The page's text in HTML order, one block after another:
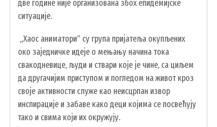
УСЛУГЕ
ПОРТАЛ Е-УПРАВА
ВОДИЧ КРОЗ ЛОКАЛНУ УПРАВУ
ПИСАРНИЦА
ВИРТУЕЛНИ МАТИЧАР
КОНКУРСИ, ПОЗИВИ, ОБАВЕШТЕЊА
две године није организована збох епидемијске
ситуације.
„Хаос аниматори“ су група пријатеља окупљених
око заједничке идеје о мењању начина тока
свакодневице, људи и ствари које је чине, са циљем
да другачијим приступом и погледом на живот кроз
своје активности служе као неисцрпан извор
инспирације и забаве како деци којима се посвећују
тако и свима који их окружују.